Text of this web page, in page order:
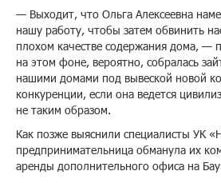
— Выходит, что Ольга Алексеевна
нашу работу, чтобы затем обвинить
плохом качестве содержания дома, —
на этом фоне, вероятно, собралась
нашими домами под вывеской новой
конкуренции, если она ведется
не таким образом.
Как позже выяснили специалисты УК
предпринимательница обманула их
аренды дополнительного офиса на